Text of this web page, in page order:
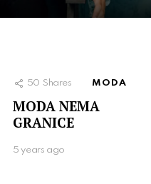
50 Shares MODA
MODA NEMA
GRANICE
5 years ago